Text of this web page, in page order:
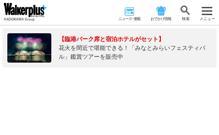
ニュース･連載 おでかけ情報 検 索 メニュー
【臨港パーク席と宿泊ホテルがセット】
花火を間近で堪能できる！「みなとみらいフェスティバ
ル」鑑賞ツアーを販売中